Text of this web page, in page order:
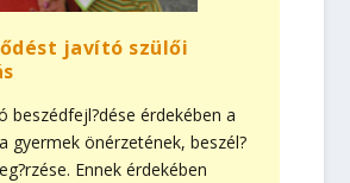
javító szülői
beszéd­fej­l?­dé­se érdekében a
gyermek önérzetének, beszél?
Ennek érdekében